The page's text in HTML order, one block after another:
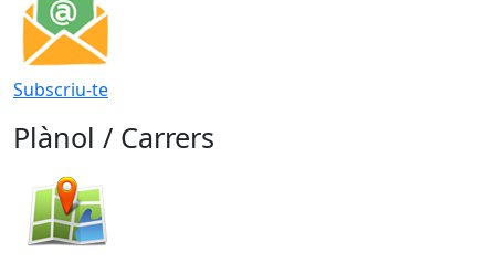
Subscriu-te
Plànol / Carrers